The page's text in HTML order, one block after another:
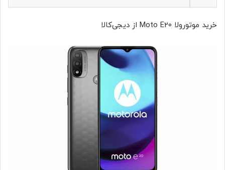
خرید موتورولا Moto E20 از دیجی‌کالا